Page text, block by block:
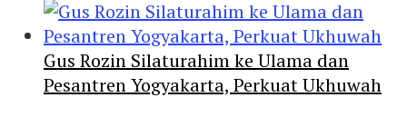
Gus Rozin Silaturahim ke Ulama dan
Pesantren Yogyakarta, Perkuat Ukhuwah